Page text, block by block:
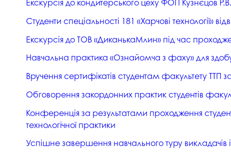
Студенти спеціальності 181 «Харчові технології»
Екскурсія до ТОВ «ДиканькаМлин» під час
Навчальна практика «Ознайомча з фаху» для
Вручення сертифікатів студентам факультету ТТП
Обговорення закордонних практик студентів
Конференція за результатами проходження
технологічної практики
Успішне завершення навчального туру